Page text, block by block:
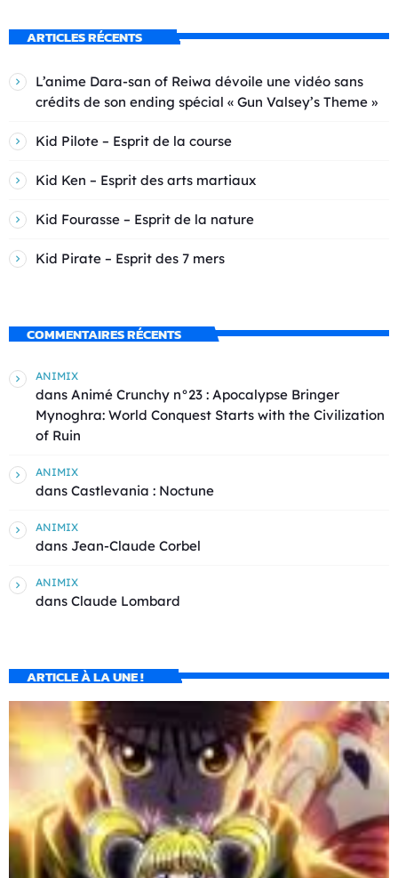
ARTICLES RÉCENTS
L’anime Dara-san of Reiwa dévoile une vidéo sans
crédits de son ending spécial « Gun Valsey’s Theme »
Kid Pilote – Esprit de la course
Kid Ken – Esprit des arts martiaux
Kid Fourasse – Esprit de la nature
Kid Pirate – Esprit des 7 mers
COMMENTAIRES RÉCENTS
ANIMIX
dans Animé Crunchy n°23 : Apocalypse Bringer
Mynoghra: World Conquest Starts with the Civilization
of Ruin
ANIMIX
dans Castlevania : Noctune
ANIMIX
dans Jean-Claude Corbel
ANIMIX
dans Claude Lombard
ARTICLE À LA UNE !